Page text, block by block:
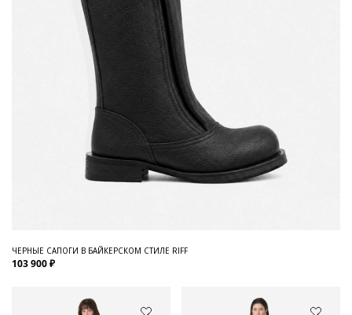
ЧЕРНЫЕ САПОГИ В БАЙКЕРСКОМ СТИЛЕ RIFF
103 900 ₽